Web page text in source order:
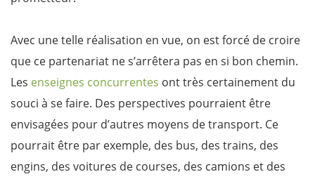
Avec une telle réalisation en vue, on est forcé de croire
que ce partenariat ne s’arrêtera pas en si bon chemin.
Les enseignes concurrentes ont très certainement du
souci à se faire. Des perspectives pourraient être
envisagées pour d’autres moyens de transport. Ce
pourrait être par exemple, des bus, des trains, des
engins, des voitures de courses, des camions et des